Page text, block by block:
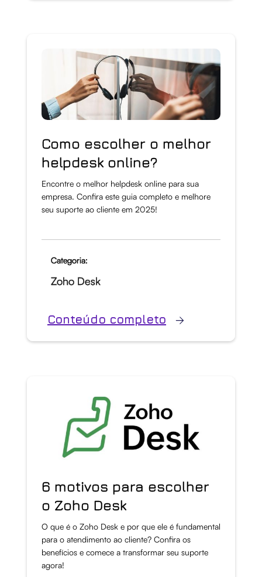
Como escolher o melhor
helpdesk online?
Encontre o melhor helpdesk online para sua
empresa. Confira este guia completo e melhore
seu suporte ao cliente em 2025!
Categoria:
Zoho Desk
Conteúdo completo
6 motivos para escolher
o Zoho Desk
O que é o Zoho Desk e por que ele é fundamental
para o atendimento ao cliente? Confira os
benefícios e comece a transformar seu suporte
agora!